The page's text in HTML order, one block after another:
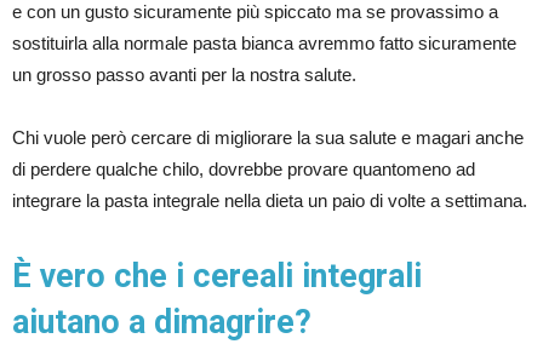
e con un gusto sicuramente più spiccato ma se provassimo a
sostituirla alla normale pasta bianca avremmo fatto sicuramente
un grosso passo avanti per la nostra salute.
Chi vuole però cercare di migliorare la sua salute e magari anche
di perdere qualche chilo, dovrebbe provare quantomeno ad
integrare la pasta integrale nella dieta un paio di volte a settimana.
È vero che i cereali integrali
aiutano a dimagrire?